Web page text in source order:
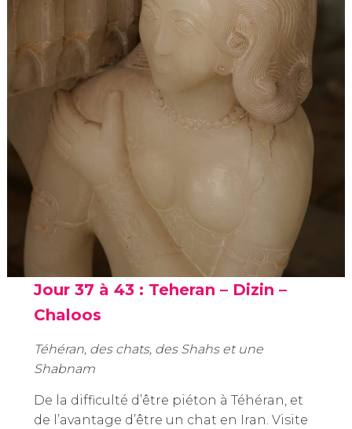
Jour 37 à 43 : Teheran – Dizin –
Chaloos
Téhéran, des chats, des Shahs et une
Shabnam
De la difficulté d’être piéton à Téhéran, et
de l’avantage d’être un chat en Iran. Visite